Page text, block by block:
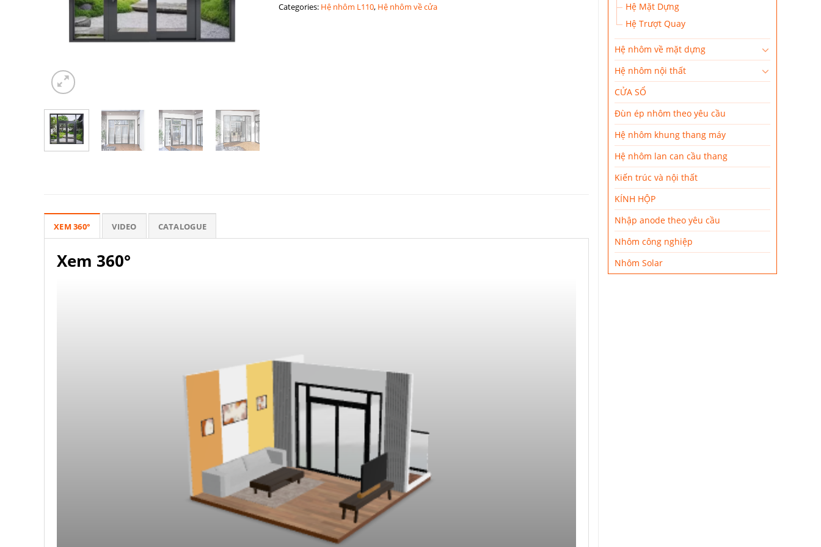
Hệ Mặt Dựng
Hệ Trượt Quay
Hệ nhôm về mặt dựng
Hệ nhôm nội thất
CỬA SỔ
Đùn ép nhôm theo yêu cầu
Hệ nhôm khung thang máy
Hệ nhôm lan can cầu thang
Kiến trúc và nội thất
KÍNH HỘP
Nhập anode theo yêu cầu
Nhôm công nghiệp
Nhôm Solar
Categories: Hệ nhôm L110, Hệ nhôm về cửa
XEM 360° VIDEO CATALOGUE
Xem 360°